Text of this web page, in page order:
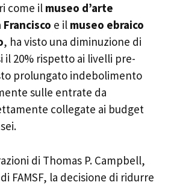
come il museo d’arte
e il museo ebraico
, ha visto una diminuzione di
il 20% rispetto ai livelli pre-
prolungato indebolimento
sulle entrate da
collegate ai budget
di Thomas P. Campbell,
FAMSF, la decisione di ridurre